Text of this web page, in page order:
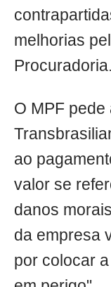
melhorias
Procuradoria.
O MPF
ao
valor se
danos
da empresa
por colocar